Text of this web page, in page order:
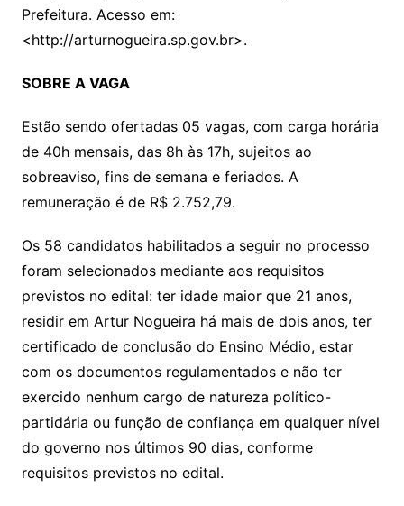
Prefeitura. Acesso em:
<http://arturnogueira.sp.gov.br>.
SOBRE A VAGA
Estão sendo ofertadas 05 vagas, com carga horária
de 40h mensais, das 8h às 17h, sujeitos ao
sobreaviso, fins de semana e feriados. A
remuneração é de R$ 2.752,79.
Os 58 candidatos habilitados a seguir no processo
foram selecionados mediante aos requisitos
previstos no edital: ter idade maior que 21 anos,
residir em Artur Nogueira há mais de dois anos, ter
certificado de conclusão do Ensino Médio, estar
com os documentos regulamentados e não ter
exercido nenhum cargo de natureza político-
partidária ou função de confiança em qualquer nível
do governo nos últimos 90 dias, conforme
requisitos previstos no edital.